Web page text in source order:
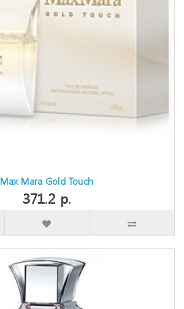
Max Mara Gold Touch
371.2 р.